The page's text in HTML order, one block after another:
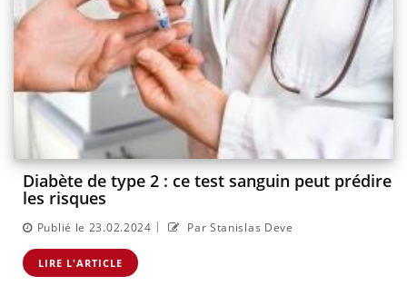
Diabète de type 2 : ce test sanguin peut prédire
les risques
Publié le 23.02.2024 | Par Stanislas Deve
LIRE L'ARTICLE